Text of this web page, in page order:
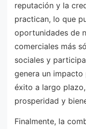
reputación y la
practican, lo que
oportunidades de
comerciales más
sociales y
genera un
éxito a largo
prosperidad y
Finalmente, la